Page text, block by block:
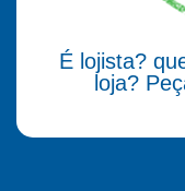
É lojista?
loja?